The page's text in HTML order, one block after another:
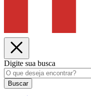
Digite sua busca
Buscar